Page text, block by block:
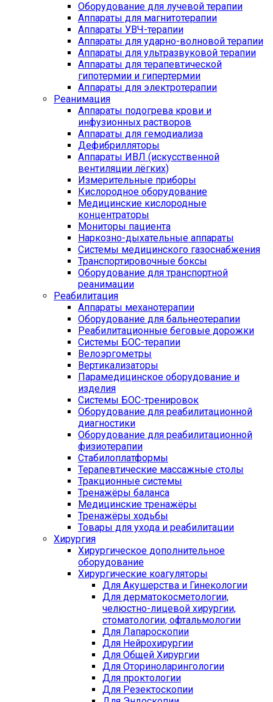
Оборудование для лучевой терапии
Аппараты для магнитотерапии
Аппараты УВЧ-терапии
Аппараты для ударно-волновой терапии
Аппараты для ультразвуковой терапии
Аппараты для терапевтической
гипотермии и гипертермии
Аппараты для электротерапии
Реанимация
Аппараты подогрева крови и
инфузионных растворов
Аппараты для гемодиализа
Дефибрилляторы
Аппараты ИВЛ (искусственной
вентиляции лёгких)
Измерительные приборы
Кислородное оборудование
Медицинские кислородные
концентраторы
Мониторы пациента
Наркозно-дыхательные аппараты
Системы медицинского газоснабжения
Транспортировочные боксы
Оборудование для транспортной
реанимации
Реабилитация
Аппараты механотерапии
Оборудование для бальнеотерапии
Реабилитационные беговые дорожки
Системы БОС-терапии
Велоэргометры
Вертикализаторы
Парамедицинское оборудование и
изделия
Системы БОС-тренировок
Оборудование для реабилитационной
диагностики
Оборудование для реабилитационной
физиотерапии
Стабилоплатформы
Терапевтические массажные столы
Тракционные системы
Тренажёры баланса
Медицинские тренажёры
Тренажёры ходьбы
Товары для ухода и реабилитации
Хирургия
Хирургическое дополнительное
оборудование
Хирургические коагуляторы
Для Акушерства и Гинекологии
Для дерматокосметологии,
челюстно-лицевой хирургии,
стоматологии, офтальмологии
Для Лапароскопии
Для Нейрохирургии
Для Общей Хирургии
Для Оториноларингологии
Для проктологии
Для Резектоскопии